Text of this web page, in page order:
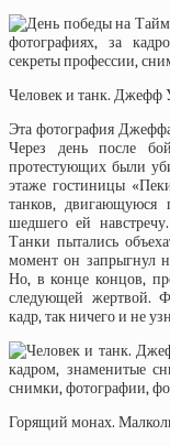
Человек и танк. Джефф
Эта фотография
Через день после
протестующих были
этаже гостиницы
танков,
шедшего ей
Танки пытались
момент он запрыгнул
Но, в конце концов,
следующей жертвой.
кадр, так ничего и не
Горящий монах.